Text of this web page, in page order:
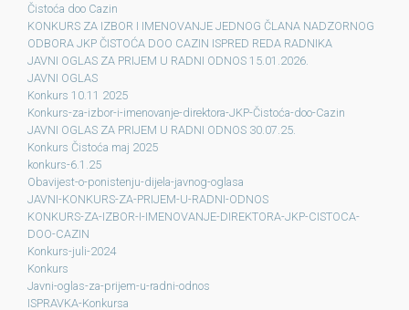
Čistoća doo Cazin
KONKURS ZA IZBOR I IMENOVANJE JEDNOG ČLANA NADZORNOG
ODBORA JKP ČISTOĆA DOO CAZIN ISPRED REDA RADNIKA
JAVNI OGLAS ZA PRIJEM U RADNI ODNOS 15.01.2026.
JAVNI OGLAS
Konkurs 10.11 2025
Konkurs-za-izbor-i-imenovanje-direktora-JKP-Čistoća-doo-Cazin
JAVNI OGLAS ZA PRIJEM U RADNI ODNOS 30.07.25.
Konkurs Čistoća maj 2025
konkurs-6.1.25
Obavijest-o-ponistenju-dijela-javnog-oglasa
JAVNI-KONKURS-ZA-PRIJEM-U-RADNI-ODNOS
KONKURS-ZA-IZBOR-I-IMENOVANJE-DIREKTORA-JKP-CISTOCA-
DOO-CAZIN
Konkurs-juli-2024
Konkurs
Javni-oglas-za-prijem-u-radni-odnos
ISPRAVKA-Konkursa